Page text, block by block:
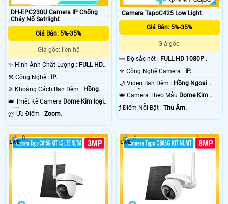
🗺
Camera starlight mang lại hiệu quả giám sát ban đêm tốt nhất, có thể nói đây
là giải pháp lắp camera phù hợp cho gia đình văn phòng, với tiêu chí giám sát
ban đêm hiệu quả hình ảnh rõ nét. Ngoài ra camera starlight vẫn có thể giám
sát hồng ngoại trong điều kiện không có ánh sáng cho giải pháp giám sát
hoàn hảo hơn. 😱
DH-EPC230U Camera IP Chống
Cháy Nổ Satrlight
Giá Bán: 5%-35%
Giá gốc: liên hệ
✨ Hình Ành Chất Lượng : FULL HD
1080P .
⚒ Công Nghệ :
IP.
❈ Khoảng Cách Ban Đêm : Hồng
Ngoại 100m Starlight.
👑 Thiết Kế Camera Dome Kim loại
+ Nhựa.
️ლ Ưu Điểm : Zoom.
Camera TapoC425 Low Light
Giá Bán: 5%-35%
Giá gốc:
️👀 Độ sắc nét : FULL HD 1080P .
⚜️ Công Nghệ Camera : IP.
🌙 Video Ban Đêm : Hồng Ngoại
10m Hồng Ngoại SMD.
👑 Camera Theo Mẫu Dome Kim
loại + Nhựa.
️ƒ Điểm Nỗi Bật :Thu Âm.
8 4